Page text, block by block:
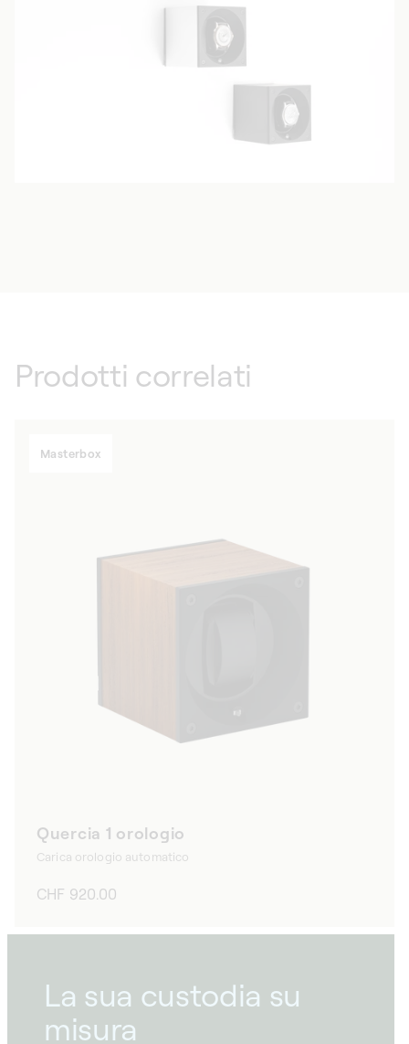
Prodotti correlati
Masterbox
Quercia 1 orologio
Carica orologio automatico
Prezzo
listino
CHF 920.00
La sua custodia su
misura